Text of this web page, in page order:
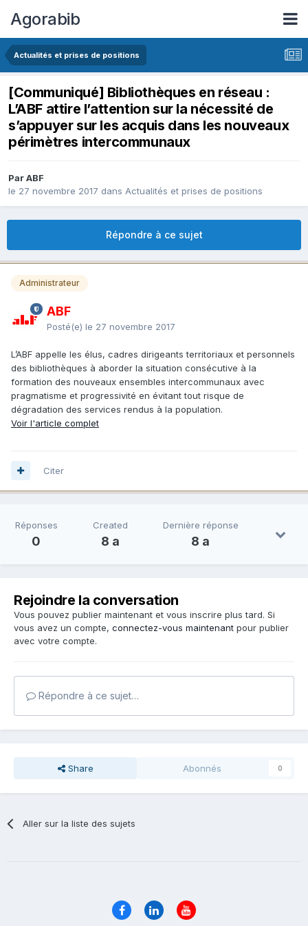
Agorabib
Actualités et prises de positions
[Communiqué] Bibliothèques en réseau :
L’ABF attire l’attention sur la nécessité de
s’appuyer sur les acquis dans les nouveaux
périmètres intercommunaux
Par ABF
le 27 novembre 2017 dans Actualités et prises de positions
Répondre à ce sujet
Administrateur
ABF
Posté(e) le 27 novembre 2017
L’ABF appelle les élus, cadres dirigeants territoriaux et personnels
des bibliothèques à aborder la situation consécutive à la
formation des nouveaux ensembles intercommunaux avec
pragmatisme et progressivité en évitant tout risque de
dégradation des services rendus à la population.
Voir l'article complet
Citer
Réponses
0
Created
8 a
Dernière réponse
8 a
Rejoindre la conversation
Vous pouvez publier maintenant et vous inscrire plus tard. Si
vous avez un compte, connectez-vous maintenant pour publier
avec votre compte.
Répondre à ce sujet…
Share Abonnés 0
Aller sur la liste des sujets